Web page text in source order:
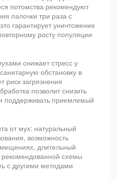
потомства рекомендуют
палочки три раза с
гарантирует уничтожение
росту популяции
снижает стресс у
обстановку в
загрязнения
позволит снизить
поддерживать приемлемый
от мух: натуральный
возможность
длительный
схемы
с другими методами